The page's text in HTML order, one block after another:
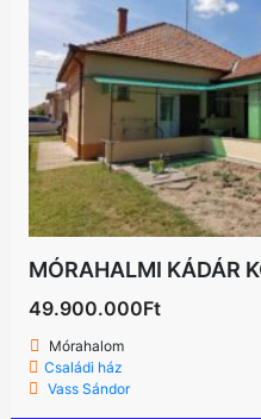
MÓRAHALMI KÁDÁR
49.900.000Ft
Mórahalom
Családi ház
Vass Sándor